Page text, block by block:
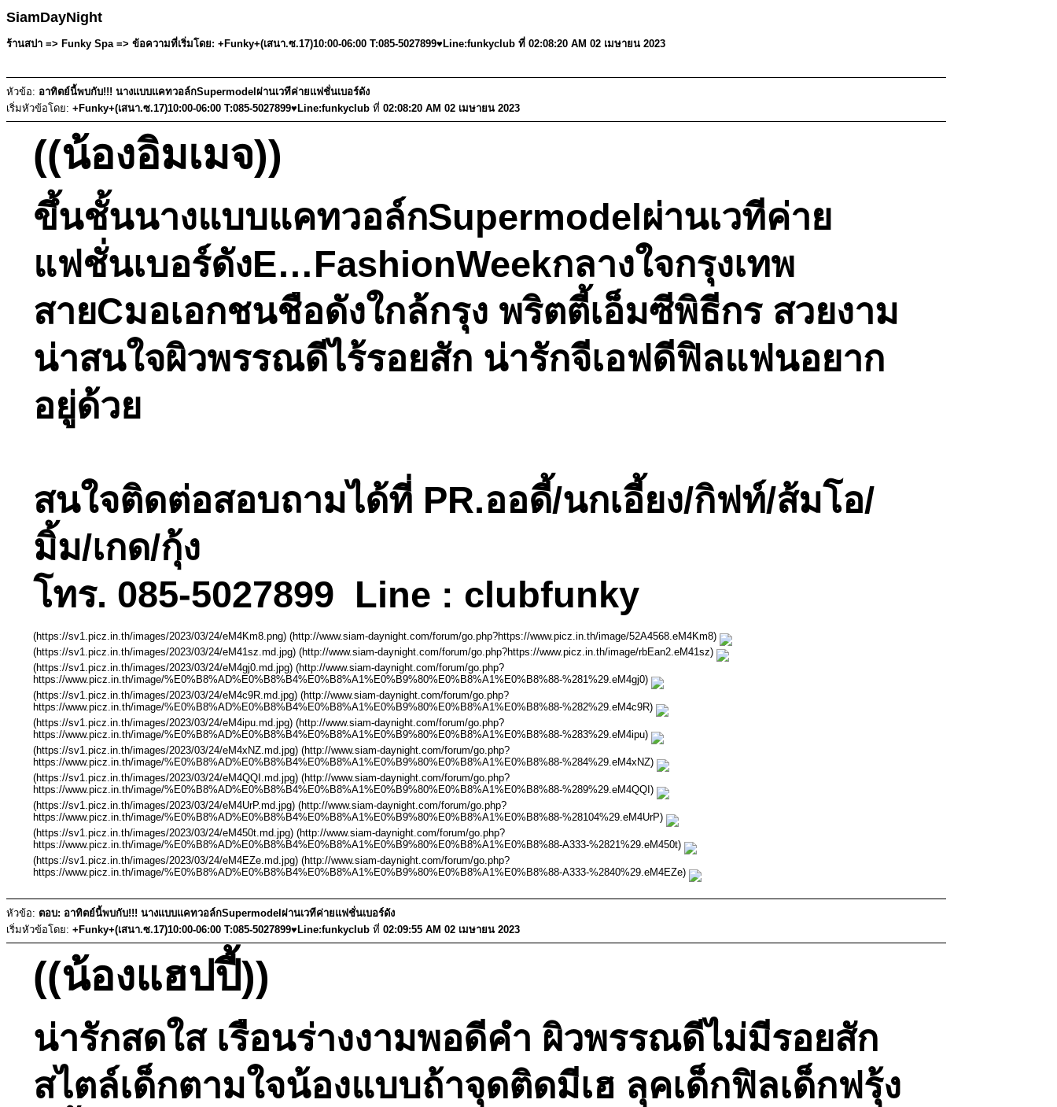
SiamDayNight
ร้านสปา => Funky Spa => ข้อความที่เริ่มโดย: +Funky+(เสนา.ซ.17)10:00-06:00 T:085-5027899♥Line:funkyclub ที่ 02:08:20 AM 02 เมษายน 2023
หัวข้อ: อาทิตย์นี้พบกับ!!! นางแบบแคทวอล์กSupermodelผ่านเวทีค่ายแฟชั่นเบอร์ดัง
เริ่มหัวข้อโดย: +Funky+(เสนา.ซ.17)10:00-06:00 T:085-5027899♥Line:funkyclub ที่ 02:08:20 AM 02 เมษายน 2023
((น้องอิมเมจ))
ขึ้นชั้นนางแบบแคทวอล์กSupermodelผ่านเวทีค่าย
แฟชั่นเบอร์ดังE…FashionWeekกลางใจกรุงเทพ
สายCมอเอกชนชือดังใกล้กรุง พริตตี้เอ็มซีพิธีกร สวยงาม
น่าสนใจผิวพรรณดีไร้รอยสัก น่ารักจีเอฟดีฟิลแฟนอยาก
อยู่ด้วย
สนใจติดต่อสอบถามได้ที่ PR.ออดี้/นกเอี้ยง/กิฟท์/ส้มโอ/
มิ้ม/เกด/กุ้ง
โทร. 085-5027899 Line : clubfunky
(https://sv1.picz.in.th/images/2023/03/24/eM4Km8.png) (http://www.siam-daynight.com/forum/go.php?https://www.picz.in.th/image/52A4568.eM4Km8)
(https://sv1.picz.in.th/images/2023/03/24/eM41sz.md.jpg) (http://www.siam-daynight.com/forum/go.php?https://www.picz.in.th/image/rbEan2.eM41sz)
(https://sv1.picz.in.th/images/2023/03/24/eM4gj0.md.jpg) (http://www.siam-daynight.com/forum/go.php?
https://www.picz.in.th/image/%E0%B8%AD%E0%B8%B4%E0%B8%A1%E0%B9%80%E0%B8%A1%E0%B8%88-%281%29.eM4gj0)
(https://sv1.picz.in.th/images/2023/03/24/eM4c9R.md.jpg) (http://www.siam-daynight.com/forum/go.php?
https://www.picz.in.th/image/%E0%B8%AD%E0%B8%B4%E0%B8%A1%E0%B9%80%E0%B8%A1%E0%B8%88-%282%29.eM4c9R)
(https://sv1.picz.in.th/images/2023/03/24/eM4ipu.md.jpg) (http://www.siam-daynight.com/forum/go.php?
https://www.picz.in.th/image/%E0%B8%AD%E0%B8%B4%E0%B8%A1%E0%B9%80%E0%B8%A1%E0%B8%88-%283%29.eM4ipu)
(https://sv1.picz.in.th/images/2023/03/24/eM4xNZ.md.jpg) (http://www.siam-daynight.com/forum/go.php?
https://www.picz.in.th/image/%E0%B8%AD%E0%B8%B4%E0%B8%A1%E0%B9%80%E0%B8%A1%E0%B8%88-%284%29.eM4xNZ)
(https://sv1.picz.in.th/images/2023/03/24/eM4QQI.md.jpg) (http://www.siam-daynight.com/forum/go.php?
https://www.picz.in.th/image/%E0%B8%AD%E0%B8%B4%E0%B8%A1%E0%B9%80%E0%B8%A1%E0%B8%88-%289%29.eM4QQI)
(https://sv1.picz.in.th/images/2023/03/24/eM4UrP.md.jpg) (http://www.siam-daynight.com/forum/go.php?
https://www.picz.in.th/image/%E0%B8%AD%E0%B8%B4%E0%B8%A1%E0%B9%80%E0%B8%A1%E0%B8%88-%28104%29.eM4UrP)
(https://sv1.picz.in.th/images/2023/03/24/eM450t.md.jpg) (http://www.siam-daynight.com/forum/go.php?
https://www.picz.in.th/image/%E0%B8%AD%E0%B8%B4%E0%B8%A1%E0%B9%80%E0%B8%A1%E0%B8%88-A333-%2821%29.eM450t)
(https://sv1.picz.in.th/images/2023/03/24/eM4EZe.md.jpg) (http://www.siam-daynight.com/forum/go.php?
https://www.picz.in.th/image/%E0%B8%AD%E0%B8%B4%E0%B8%A1%E0%B9%80%E0%B8%A1%E0%B8%88-A333-%2840%29.eM4EZe)
หัวข้อ: ตอบ: อาทิตย์นี้พบกับ!!! นางแบบแคทวอล์กSupermodelผ่านเวทีค่ายแฟชั่นเบอร์ดัง
เริ่มหัวข้อโดย: +Funky+(เสนา.ซ.17)10:00-06:00 T:085-5027899♥Line:funkyclub ที่ 02:09:55 AM 02 เมษายน 2023
((น้องแฮปปี้))
น่ารักสดใส เรือนร่างงามพอดีคำ ผิวพรรณดีไม่มีรอยสัก
สไตล์เด็กตามใจน้องแบบถ้าจุดติดมีเฮ ลุคเด็กฟิลเด็กฟรุ้ง